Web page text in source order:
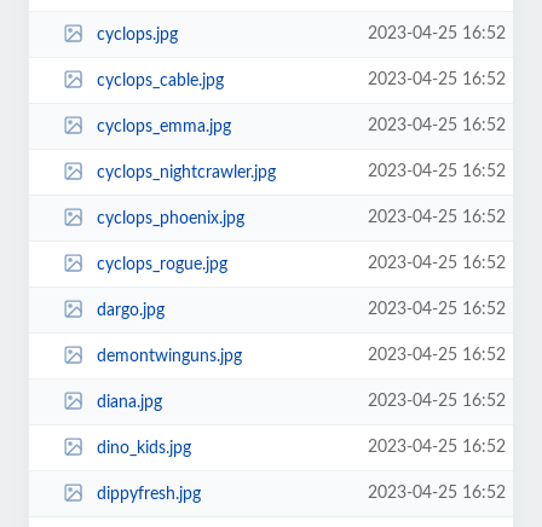
cyclops.jpg 2023-04-25 16:52
cyclops_cable.jpg 2023-04-25 16:52
cyclops_emma.jpg 2023-04-25 16:52
cyclops_nightcrawler.jpg 2023-04-25 16:52
cyclops_phoenix.jpg 2023-04-25 16:52
cyclops_rogue.jpg 2023-04-25 16:52
dargo.jpg 2023-04-25 16:52
demontwinguns.jpg 2023-04-25 16:52
diana.jpg 2023-04-25 16:52
dino_kids.jpg 2023-04-25 16:52
dippyfresh.jpg 2023-04-25 16:52